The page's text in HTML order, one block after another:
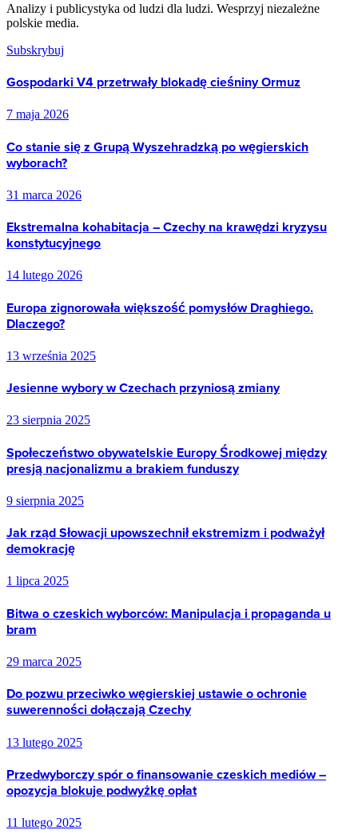
Analizy i publicystyka od ludzi dla ludzi. Wesprzyj niezależne
polskie media.
Subskrybuj
Gospodarki V4 przetrwały blokadę cieśniny Ormuz
7 maja 2026
Co stanie się z Grupą Wyszehradzką po węgierskich
wyborach?
31 marca 2026
Ekstremalna kohabitacja – Czechy na krawędzi kryzysu
konstytucyjnego
14 lutego 2026
Europa zignorowała większość pomysłów Draghiego.
Dlaczego?
13 września 2025
Jesienne wybory w Czechach przyniosą zmiany
23 sierpnia 2025
Społeczeństwo obywatelskie Europy Środkowej między
presją nacjonalizmu a brakiem funduszy
9 sierpnia 2025
Jak rząd Słowacji upowszechnił ekstremizm i podważył
demokrację
1 lipca 2025
Bitwa o czeskich wyborców: Manipulacja i propaganda u
bram
29 marca 2025
Do pozwu przeciwko węgierskiej ustawie o ochronie
suwerenności dołączają Czechy
13 lutego 2025
Przedwyborczy spór o finansowanie czeskich mediów –
opozycja blokuje podwyżkę opłat
11 lutego 2025